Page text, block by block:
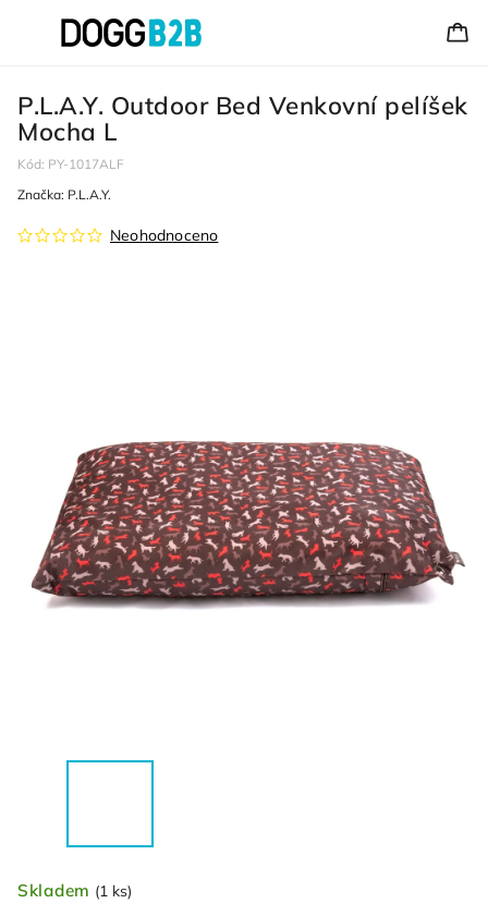
P.L.A.Y. Outdoor Bed Venkovní pelíšek
Mocha L
Kód: PY-1017ALF
Neohodnoceno
Značka: P.L.A.Y.
Skladem (1 ks)